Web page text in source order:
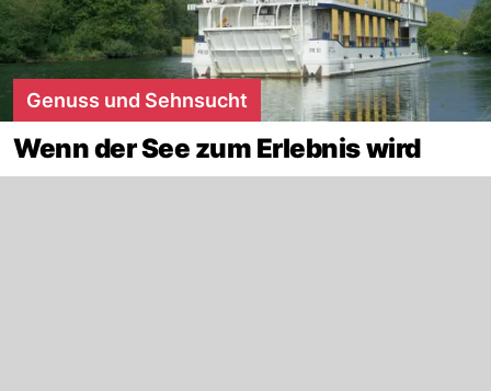
Genuss und Sehnsucht
Wenn der See zum Erlebnis wird